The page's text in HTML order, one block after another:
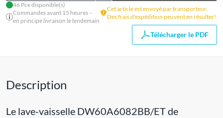
46 Pce disponible(s)
Commandes avant 15 heures –
en principe livraison le lendemain
Cet article est envoyé par transporteur.
Des frais d'expédition peuvent en résulter!
Télécharger le PDF
Description
Le lave-vaisselle DW60A6082BB/ET de